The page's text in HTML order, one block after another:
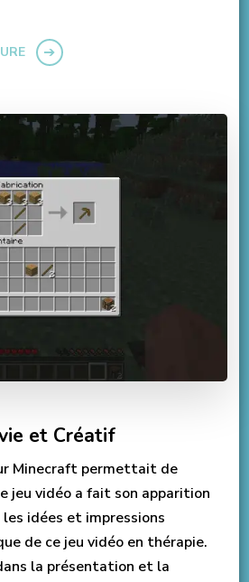
et Créatif
Minecraft permettait de
jeu vidéo a fait son apparition
idées et impressions
de ce jeu vidéo en thérapie.
la présentation et la